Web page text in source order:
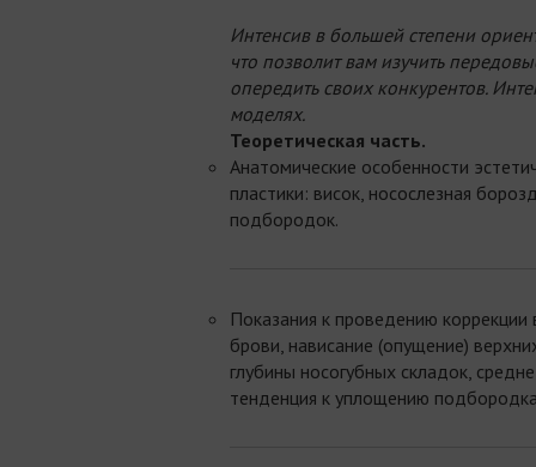
Интенсив в большей степени
что позволит вам изучить
опередить своих конкурентов.
моделях.
Теоретическая часть.
Анатомические особенности
пластики: висок, носослезная
подбородок.
Показания к проведению
брови, нависание (опущение)
глубины носогубных складок,
тенденция к уплощению